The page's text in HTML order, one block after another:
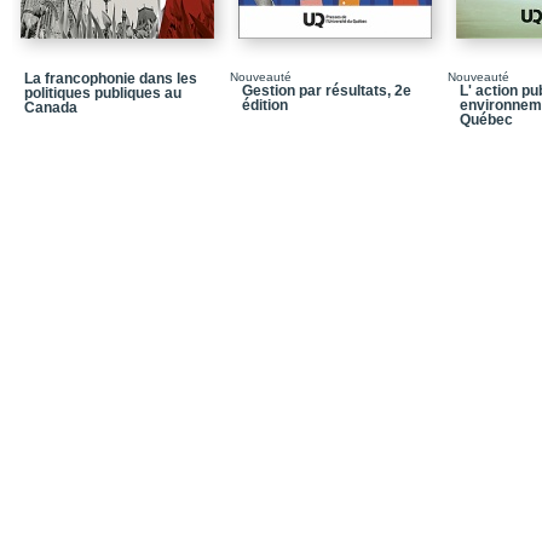
Le Cercle des jeunes
Conclusion
Chapitre 3 / Améliorer
Un meilleur accès
La francophonie dans les
politiques publiques au
Canada
Nouveauté
Gestion par résultats, 2e
édition
Nouveauté
L' action
Québec